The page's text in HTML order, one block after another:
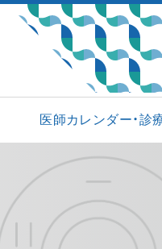
医師カレンダー・診